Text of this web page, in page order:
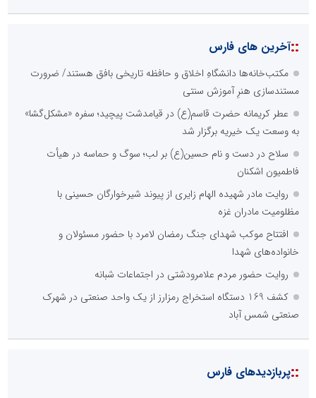
::آخرین های فارس
مکتب‌خانه‌ها دانشگاهِ اخلاق و حافظه تاریخی بافق هستند/ ضرورت
مستندسازی هنرِ آموزش سنتی
عطر کریمانه حضرت قاسم(ع) در قیامدشت پیچید؛ سفره «مشکل‌گشا»
به وسعت یک خیریه برگزار شد
سلاح در دست و نام حسین(ع) بر لب؛ سوگ و حماسه در هیأت
فاطمیون اشکنان
روایت مادر شهیده الهام زایری از پیوند شیرخوارگان حسینی با
مظلومیت مادران غزه
افتتاح موکب شهدای جنگ رمضان لامرد با حضور مسئولان و
خانواده‌های شهدا
روایت حضور مردم علامرودشتی در اجتماعات شبانه
کشف 169 دستگاه استخراج رمزارز از یک واحد صنعتی در شهرک
صنعتی شمس آباد
::پربازدیدهای فارس